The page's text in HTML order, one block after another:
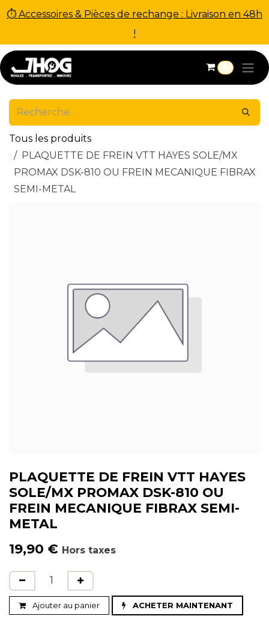
⏱ Accessoires & Pièces de rechange : Livraison en 48h
!
Se rendre au contenu
0
Tous les produits
PLAQUETTE DE FREIN VTT HAYES SOLE/MX
PROMAX DSK-810 OU FREIN MECANIQUE FIBRAX
SEMI-METAL
PLAQUETTE DE FREIN VTT HAYES
SOLE/MX PROMAX DSK-810 OU
FREIN MECANIQUE FIBRAX SEMI-
METAL
19,90 € Hors taxes
Ajouter au panier ACHETER MAINTENANT